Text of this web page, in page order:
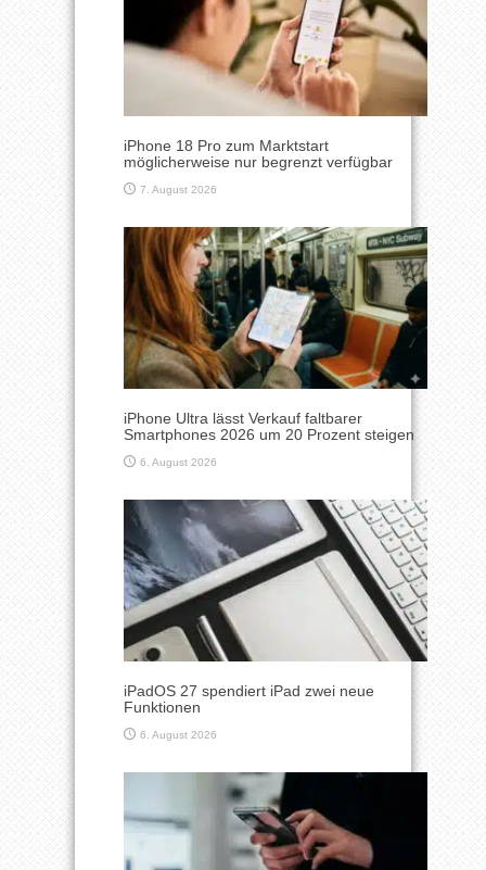
iPhone 18 Pro zum Marktstart
möglicherweise nur begrenzt verfügbar
7. August 2026
iPhone Ultra lässt Verkauf faltbarer
Smartphones 2026 um 20 Prozent steigen
6. August 2026
iPadOS 27 spendiert iPad zwei neue
Funktionen
6. August 2026